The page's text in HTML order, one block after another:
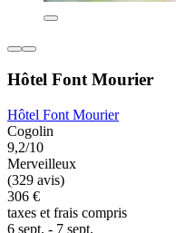
Hôtel Font Mourier
Hôtel Font Mourier
Cogolin
9,2/10
Merveilleux
(329 avis)
306 €
taxes et frais compris
6 sept. - 7 sept.